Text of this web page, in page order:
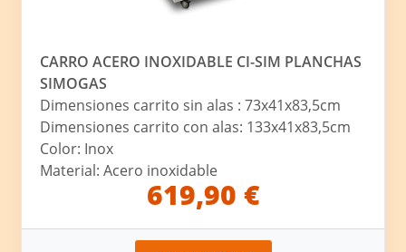
CARRO ACERO INOXIDABLE CI-SIM PLANCHAS
SIMOGAS
Dimensiones carrito sin alas : 73x41x83,5cm
Dimensiones carrito con alas: 133x41x83,5cm
Color: Inox
Material: Acero inoxidable
619,90 €